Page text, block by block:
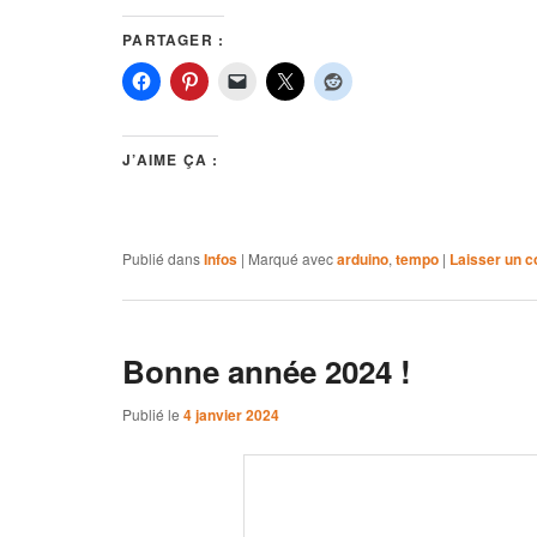
PARTAGER :
J’AIME ÇA :
Publié dansInfos | Marqué avecarduino,tempo | Laisser un
Bonne année 2024 !
Publié le4 janvier 2024